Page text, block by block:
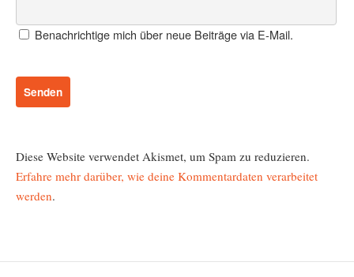
Benachrichtige mich über neue Beiträge via E-Mail.
Diese Website verwendet Akismet, um Spam zu reduzieren.
Erfahre mehr darüber, wie deine Kommentardaten verarbeitet
werden.